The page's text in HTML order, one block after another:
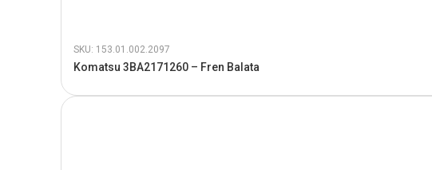
SKU: 153.01.002.2097
Komatsu 3BA2171260 – Fren Balata